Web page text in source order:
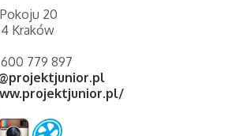
20
Kraków
779 897